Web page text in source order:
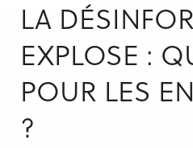
LA
EXPLOSE :
POUR LES
?